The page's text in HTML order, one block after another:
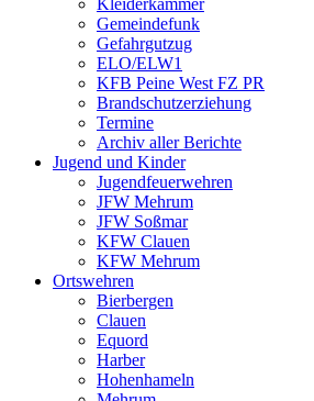
Kleiderkammer
Gemeindefunk
Gefahrgutzug
ELO/ELW1
KFB Peine West FZ PR
Brandschutzerziehung
Termine
Archiv aller Berichte
Jugend und Kinder
Jugendfeuerwehren
JFW Mehrum
JFW Soßmar
KFW Clauen
KFW Mehrum
Ortswehren
Bierbergen
Clauen
Equord
Harber
Hohenhameln